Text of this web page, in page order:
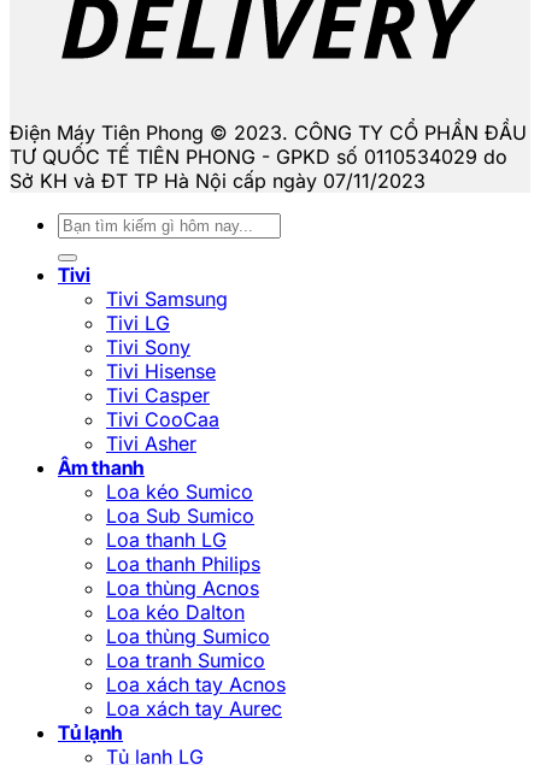
Điện Máy Tiên Phong © 2023. CÔNG TY CỔ PHẦN ĐẦU
TƯ QUỐC TẾ TIÊN PHONG - GPKD số 0110534029 do
Sở KH và ĐT TP Hà Nội cấp ngày 07/11/2023
Tìm
kiếm:
Tivi
Tivi Samsung
Tivi LG
Tivi Sony
Tivi Hisense
Tivi Casper
Tivi CooCaa
Tivi Asher
Âm thanh
Loa kéo Sumico
Loa Sub Sumico
Loa thanh LG
Loa thanh Philips
Loa thùng Acnos
Loa kéo Dalton
Loa thùng Sumico
Loa tranh Sumico
Loa xách tay Acnos
Loa xách tay Aurec
Tủ lạnh
Tủ lạnh LG